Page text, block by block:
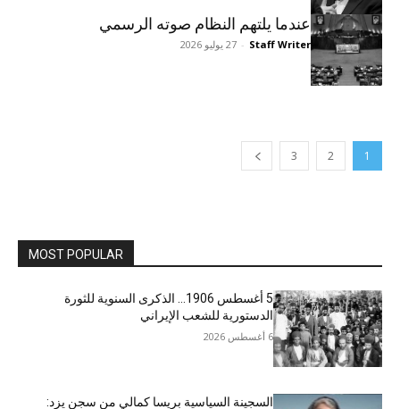
عندما يلتهم النظام صوته الرسمي
Staff Writer
- 27 يوليو 2026
1
2
3
MOST POPULAR
5 أغسطس 1906… الذكرى السنوية للثورة
الدستورية للشعب الإيراني
6 أغسطس 2026
السجينة السياسية بريسا كمالي من سجن يزد: